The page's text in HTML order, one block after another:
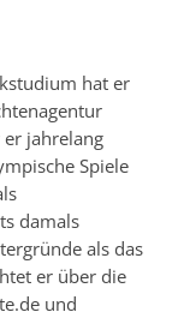
hat er
jahrelang
Spiele
damals
als das
er über die
und